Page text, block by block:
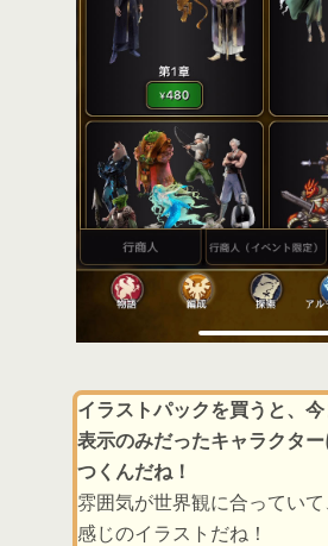
イラストパックを買うと、
表示のみだったキャラクタ
つくんだね！
雰囲気が世界観に合ってい
感じのイラストだね！